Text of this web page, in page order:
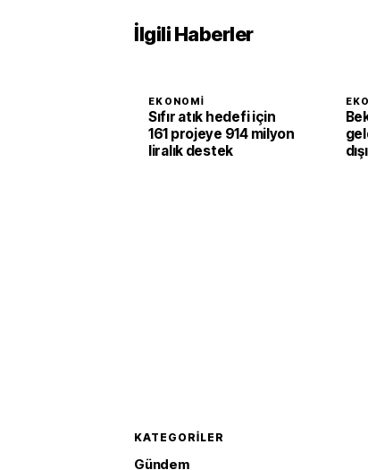
İlgili Haberler
EKONOMI
Sıfır atık hedefi için
161 projeye 914 milyon
liralık destek
KATEGORILER
Gündem